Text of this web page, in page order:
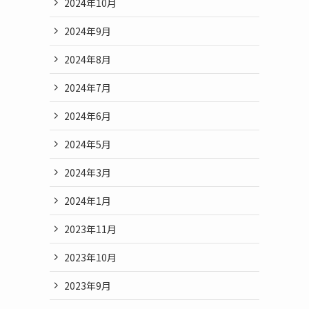
2024年9月
2024年8月
2024年7月
2024年6月
2024年5月
2024年3月
2024年1月
2023年11月
2023年10月
2023年9月